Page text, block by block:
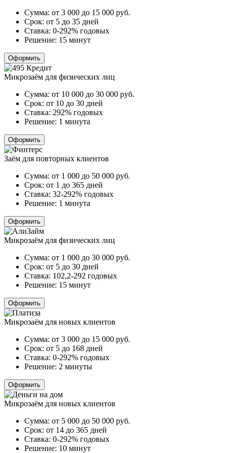
Сумма: от 3 000 до 15 000 руб.
Срок: от 5 до 35 дней
Ставка: 0-292% годовых
Решение: 15 минут
Оформить
Микрозаём для физических лиц
Сумма: от 10 000 до 30 000 руб.
Срок: от 10 до 30 дней
Ставка: 292% годовых
Решение: 1 минута
Оформить
Заём для повторных клиентов
Сумма: от 1 000 до 50 000 руб.
Срок: от 1 до 365 дней
Ставка: 32-292% годовых
Решение: 1 минута
Оформить
Микрозаём для физических лиц
Сумма: от 1 000 до 30 000 руб.
Срок: от 5 до 30 дней
Ставка: 102,2-292 годовых
Решение: 15 минут
Оформить
Микрозаём для новых клиентов
Сумма: от 3 000 до 15 000 руб.
Срок: от 5 до 168 дней
Ставка: 0-292% годовых
Решение: 2 минуты
Оформить
Микрозаём для новых клиентов
Сумма: от 5 000 до 50 000 руб.
Срок: от 14 до 365 дней
Ставка: 0-292% годовых
Решение: 10 минут